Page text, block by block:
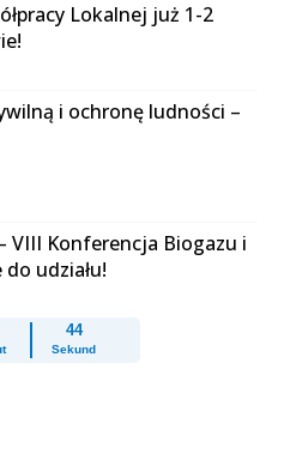
Lokalnej już 1-2
i ochronę ludności –
VIII Konferencja Biogazu i
udziału!
44
Sekund